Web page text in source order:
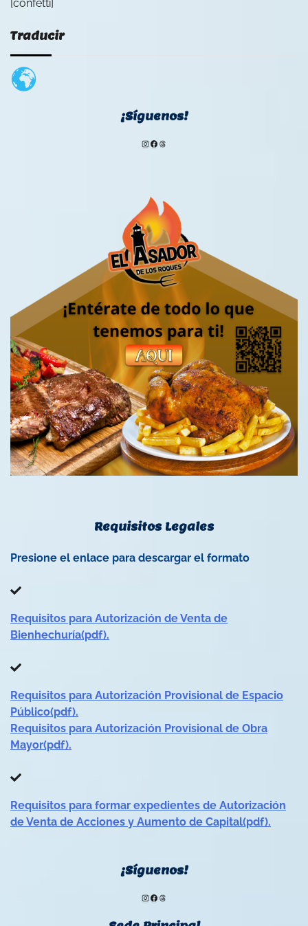
[confetti]
Traducir
¡Síguenos!
Instagram
Facebook
Threads
Requisitos Legales
Presione el enlace para descargar el formato
Requisitos para Autorización de Venta de
Bienhechuría(pdf).
Requisitos para Autorización Provisional de Espacio
Público(pdf).
Requisitos para Autorización Provisional de Obra
Mayor(pdf).
Requisitos para formar expedientes de Autorización
de Venta de Acciones y Aumento de Capital(pdf).
¡Síguenos!
Instagram
Facebook
Threads